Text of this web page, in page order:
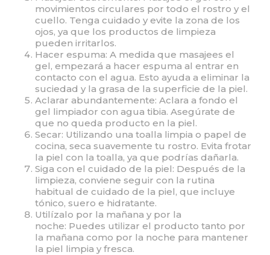
movimientos circulares por todo el rostro y el
cuello. Tenga cuidado y evite la zona de los
ojos, ya que los productos de limpieza
pueden irritarlos.
Hacer espuma: A medida que masajees el
gel, empezará a hacer espuma al entrar en
contacto con el agua. Esto ayuda a eliminar la
suciedad y la grasa de la superficie de la piel.
Aclarar abundantemente: Aclara a fondo el
gel limpiador con agua tibia. Asegúrate de
que no queda producto en la piel.
Secar: Utilizando una toalla limpia o papel de
cocina, seca suavemente tu rostro. Evita frotar
la piel con la toalla, ya que podrías dañarla.
Siga con el cuidado de la piel: Después de la
limpieza, conviene seguir con la rutina
habitual de cuidado de la piel, que incluye
tónico, suero e hidratante.
Utilízalo por la mañana y por la
noche: Puedes utilizar el producto tanto por
la mañana como por la noche para mantener
la piel limpia y fresca.